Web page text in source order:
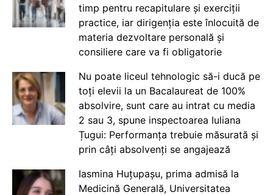
timp pentru recapitulare și exerciții
practice, iar dirigenția este înlocuită de
materia dezvoltare personală și
consiliere care va fi obligatorie
Nu poate liceul tehnologic să-i ducă pe
toți elevii la un Bacalaureat de 100%
absolvire, sunt care au intrat cu media
2 sau 3, spune inspectoarea Iuliana
Țugui: Performanța trebuie măsurată și
prin câți absolvenți se angajează
Iasmina Huțupașu, prima admisă la
Medicină Generală, Universitatea